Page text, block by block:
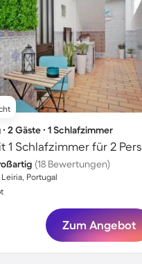
2 Gäste ∙ 1 Schlafzimmer
(18 Bewertungen)
Portugal
Zum Angebot